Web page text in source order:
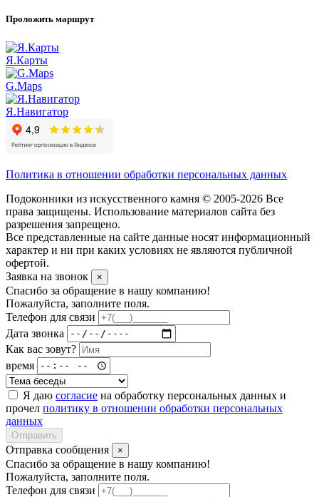
Проложить маршрут
Я.Карты
G.Maps
Я.Навигатор
Политика в отношении обработки персональных данных
Подоконники из искусственного камня © 2005-2026 Все
права защищены. Использование материалов сайта без
разрешения запрещено.
Все представленные на сайте данные носят информационный
характер и ни при каких условиях не являются публичной
офертой.
Заявка на звонок
×
Спасибо за обращение в нашу компанию!
Пожалуйста, заполните поля.
Телефон для связи
Дата звонка
Как вас зовут?
время
Я даю согласие на обработку персональных данных и
прочел политику в отношении обработки персональных
данных
Отправить
Отправка сообщения ×
Спасибо за обращение в нашу компанию!
Пожалуйста, заполните поля.
Телефон для связи